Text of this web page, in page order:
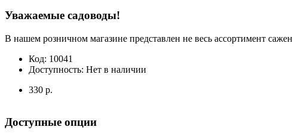
Уважаемые садоводы!
В нашем розничном магазине представлен не весь ассортимент
Код: 10041
Доступность: Нет в наличии
330 р.
Доступные опции